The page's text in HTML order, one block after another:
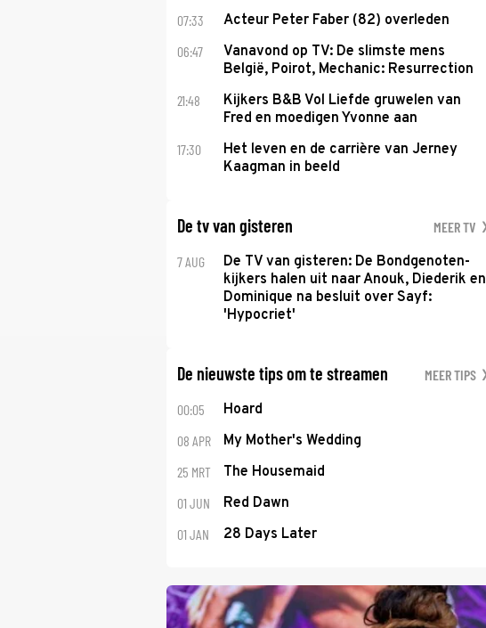
07:33 Acteur Peter Faber (82) overleden
06:47
Vanavond op TV: De slimste mens
België, Poirot, Mechanic: Resurrection
21:48
Kijkers B&B Vol Liefde gruwelen van
Fred en moedigen Yvonne aan
17:30
Het leven en de carrière van Jerney
Kaagman in beeld
De tv van gisteren MEER TV
7 AUG
De TV van gisteren: De Bondgenoten-
kijkers halen uit naar Anouk, Diederik en
Dominique na besluit over Sayf:
'Hypocriet'
De nieuwste tips om te streamen MEER TIPS
00:05 Hoard
08 APR My Mother's Wedding
25 MRT The Housemaid
01 JUN Red Dawn
01 JAN 28 Days Later